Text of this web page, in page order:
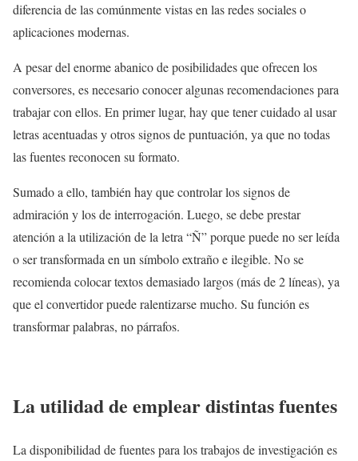
diferencia de las comúnmente vistas en las redes sociales o
aplicaciones modernas.
A pesar del enorme abanico de posibilidades que ofrecen los
conversores, es necesario conocer algunas recomendaciones para
trabajar con ellos. En primer lugar, hay que tener cuidado al usar
letras acentuadas y otros signos de puntuación, ya que no todas
las fuentes reconocen su formato.
Sumado a ello, también hay que controlar los signos de
admiración y los de interrogación. Luego, se debe prestar
atención a la utilización de la letra “Ñ” porque puede no ser leída
o ser transformada en un símbolo extraño e ilegible. No se
recomienda colocar textos demasiado largos (más de 2 líneas), ya
que el convertidor puede ralentizarse mucho. Su función es
transformar palabras, no párrafos.
La utilidad de emplear distintas fuentes
La disponibilidad de fuentes para los trabajos de investigación es